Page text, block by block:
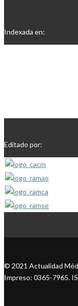
Indexada en:
Editado por:
© 2021 Actualidad
Impreso: 0365-7965.